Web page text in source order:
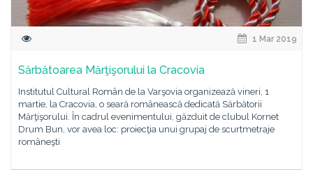
1 Mar 2019
Sărbătoarea Mărţişorului la Cracovia
Institutul Cultural Român de la Varşovia organizează vineri, 1
martie, la Cracovia, o seară românească dedicată Sărbătorii
Mărţişorului. În cadrul evenimentului, găzduit de clubul Kornet
Drum Bun, vor avea loc: proiecţia unui grupaj de scurtmetraje
româneşti